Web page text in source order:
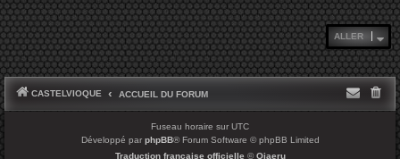
ALLER
CASTELVIOQUE ACCUEIL DU FORUM
Fuseau horaire sur UTC
Développé par phpBB® Forum Software © phpBB Limited
Traduction française officielle ©Qiaeru